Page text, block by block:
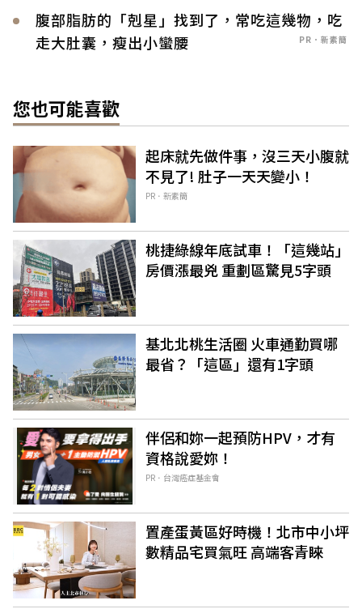
腹部脂肪的「剋星」找到了，常吃這幾物，吃
走大肚囊，瘦出小蠻腰
PR．新素簡
您也可能喜歡
起床就先做件事，沒三天小腹就
不見了! 肚子一天天變小！
PR．新素簡
桃捷綠線年底試車！「這幾站」
房價漲最兇 重劃區驚見5字頭
基北北桃生活圈 火車通勤買哪
最省？「這區」還有1字頭
伴侶和妳一起預防HPV，才有
資格說愛妳！
PR．台灣癌症基金會
置產蛋黃區好時機！北市中小坪
數精品宅買氣旺 高端客青睞